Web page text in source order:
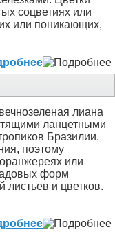
соцветиях или
или поникающих,
лиана
ланцетными
Бразилии.
поэтому
или
форм
и цветков.